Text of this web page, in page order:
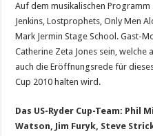
Auf dem musikalischen Programm
Jenkins, Lostprophets, Only Men
Mark Jermin Stage School. Gast-
Catherine Zeta Jones sein,
auch die Eröffnungsrede für
Cup 2010 halten wird.
Das US-Ryder Cup-Team: Phil
Watson, Jim Furyk, Steve